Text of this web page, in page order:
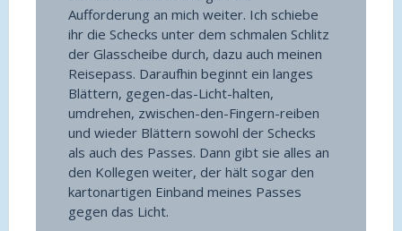
Aufforderung an mich weiter. Ich schiebe
ihr die Schecks unter dem schmalen Schlitz
der Glasscheibe durch, dazu auch meinen
Reisepass. Daraufhin beginnt ein langes
Blättern, gegen-das-Licht-halten,
umdrehen, zwischen-den-Fingern-reiben
und wieder Blättern sowohl der Schecks
als auch des Passes. Dann gibt sie alles an
den Kollegen weiter, der hält sogar den
kartonartigen Einband meines Passes
gegen das Licht.